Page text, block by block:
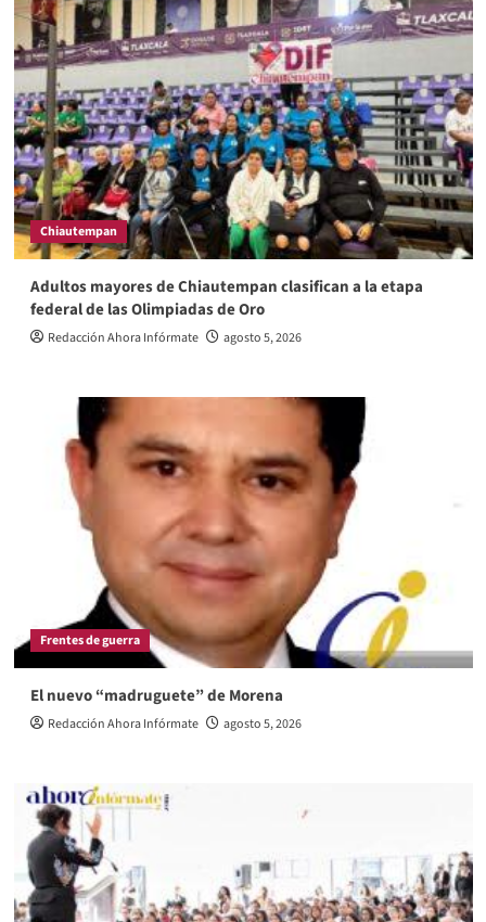
Chiautempan
Adultos mayores de Chiautempan clasifican a la etapa
federal de las Olimpiadas de Oro
Redacción Ahora Infórmate agosto 5, 2026
Frentes de guerra
El nuevo “madruguete” de Morena
Redacción Ahora Infórmate agosto 5, 2026